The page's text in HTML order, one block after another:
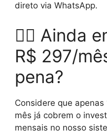
direto via WhatsApp.
🤷‍♂️ Ainda
R$ 297/
pena?
Considere que
mês já cobrem o
mensais no nosso